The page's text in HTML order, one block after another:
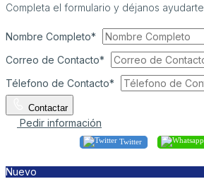
Completa el formulario y déjanos ayudarte
Nombre Completo*
Correo de Contacto*
Télefono de Contacto*
Contactar
Pedir información
Twitter
Nuevo